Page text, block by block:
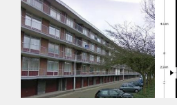
Huurtoeslag
Mogelijk
Inkomen eis
N.V.T.
Huurtermijn
Onbepaalde termijn
Oplevering